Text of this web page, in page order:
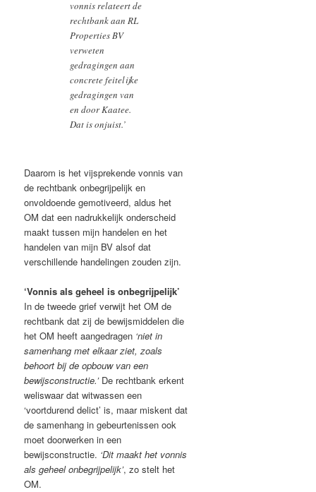
vonnis relateert de
rechtbank aan RL
Properties BV
verweten
gedragingen aan
concrete feitelijke
gedragingen van
en door Kaatee.
Dat is onjuist.’
Daarom is het vijsprekende vonnis van
de rechtbank onbegrijpelijk en
onvoldoende gemotiveerd, aldus het
OM dat een nadrukkelijk onderscheid
maakt tussen mijn handelen en het
handelen van mijn BV alsof dat
verschillende handelingen zouden zijn.
‘Vonnis als geheel is onbegrijpelijk’
In de tweede grief verwijt het OM de
rechtbank dat zij de bewijsmiddelen die
het OM heeft aangedragen ‘niet in
samenhang met elkaar ziet, zoals
behoort bij de opbouw van een
bewijsconstructie.’De rechtbank erkent
weliswaar dat witwassen een
‘voortdurend delict’ is, maar miskent dat
de samenhang in gebeurtenissen ook
moet doorwerken in een
bewijsconstructie. ‘Dit maakt het vonnis
als geheel onbegrijpelijk’, zo stelt het
OM.